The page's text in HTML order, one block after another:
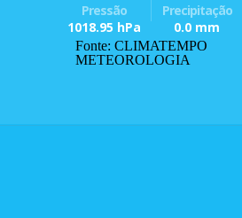
Pressão
1018.95 hPa
Precipitação
0.0 mm
Fonte: CLIMATEMPO
METEOROLOGIA